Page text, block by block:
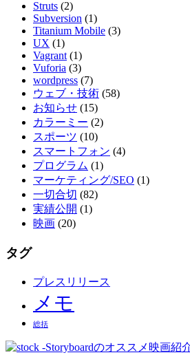
Struts (2)
Subversion (1)
Titanium Mobile (3)
UX (1)
Vagrant (1)
Vuforia (3)
wordpress (7)
ウェブ・技術 (58)
お知らせ (15)
カラーミー (2)
スポーツ (10)
スマートフォン (4)
プログラム (1)
マーケティング/SEO (1)
一切合切 (82)
実績公開 (1)
映画 (20)
タグ
プレスリリース
メモ
総括